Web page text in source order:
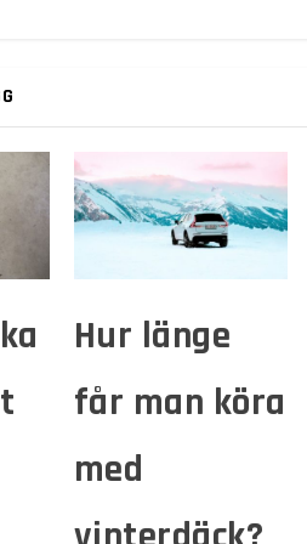
Hur länge
får man köra
med